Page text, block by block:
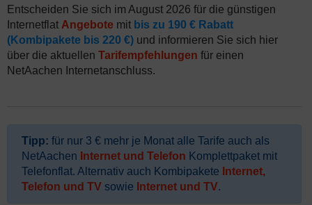
Entscheiden Sie sich im August 2026 für die günstigen
Internetflat Angebote mit bis zu 190 € Rabatt
(Kombipakete bis 220 €) und informieren Sie sich hier
über die aktuellen Tarifempfehlungen für einen
NetAachen Internetanschluss.
Tipp: für nur 3 € mehr je Monat alle Tarife auch als
NetAachen Internet und Telefon Komplettpaket mit
Telefonflat. Alternativ auch Kombipakete Internet,
Telefon und TV sowie Internet und TV.